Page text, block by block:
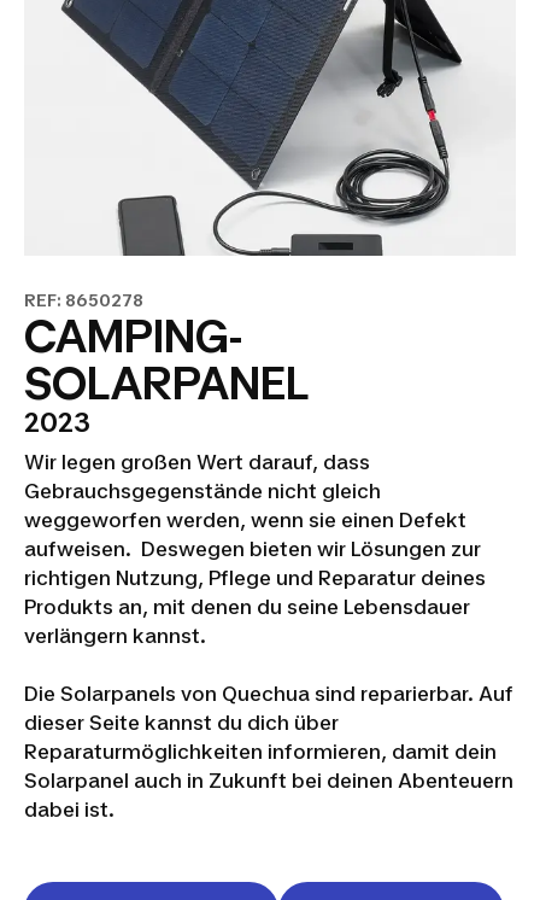
REF: 8650278
CAMPING-
SOLARPANEL
2023
Wir legen großen Wert darauf, dass
Gebrauchsgegenstände nicht gleich
weggeworfen werden, wenn sie einen Defekt
aufweisen. Deswegen bieten wir Lösungen zur
richtigen Nutzung, Pflege und Reparatur deines
Produkts an, mit denen du seine Lebensdauer
verlängern kannst.
Die Solarpanels von Quechua sind reparierbar. Auf
dieser Seite kannst du dich über
Reparaturmöglichkeiten informieren, damit dein
Solarpanel auch in Zukunft bei deinen Abenteuern
dabei ist.